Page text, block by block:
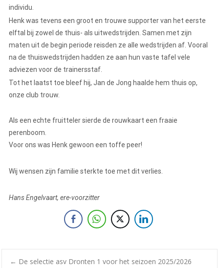
individu.
Henk was tevens een groot en trouwe supporter van het eerste
elftal bij zowel de thuis- als uitwedstrijden. Samen met zijn
maten uit de begin periode reisden ze alle wedstrijden af. Vooral
na de thuiswedstrijden hadden ze aan hun vaste tafel vele
adviezen voor de trainersstaf.
Tot het laatst toe bleef hij, Jan de Jong haalde hem thuis op,
onze club trouw.
Als een echte fruitteler sierde de rouwkaart een fraaie
perenboom.
Voor ons was Henk gewoon een toffe peer!
Wij wensen zijn familie sterkte toe met dit verlies.
Hans Engelvaart, ere-voorzitter
← De selectie asv Dronten 1 voor het seizoen 2025/2026